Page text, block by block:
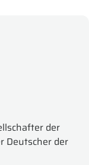
der
Deutscher der